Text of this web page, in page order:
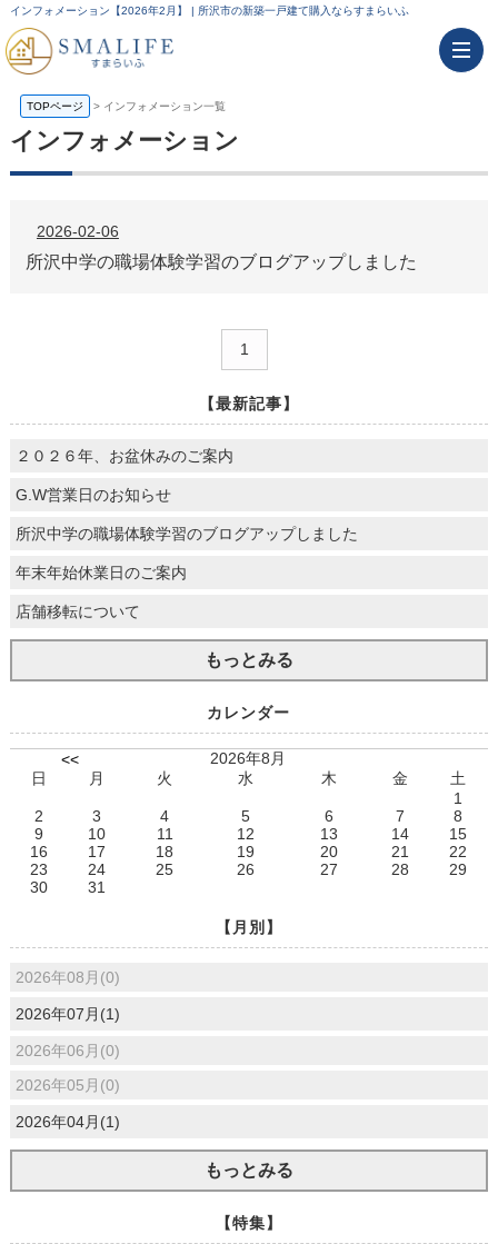
インフォメーション【2026年2月】 | 所沢市の新築一戸建て購入ならすまらいふ
TOPページ > インフォメーション一覧
インフォメーション
2026-02-06
所沢中学の職場体験学習のブログアップしました
1
【最新記事】
２０２６年、お盆休みのご案内
G.W営業日のお知らせ
所沢中学の職場体験学習のブログアップしました
年末年始休業日のご案内
店舗移転について
もっとみる
カレンダー
<<
2026年8月
日
月 火 水 木 金
土
1
2
3 4 5 6 7
8
9
10 11 12 13 14
15
16
17 18 19 20 21
22
23
24 25 26 27 28
29
30
31
【月別】
2026年08月(0)
2026年07月(1)
2026年06月(0)
2026年05月(0)
2026年04月(1)
もっとみる
【特集】